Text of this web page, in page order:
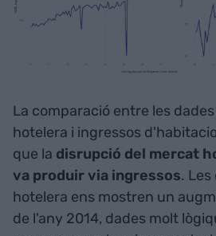
La comparació entre les
hotelera i ingressos
que la disrupció del mercat
va produir via ingressos.
hotelera ens mostren un
de l'any 2014, dades molt